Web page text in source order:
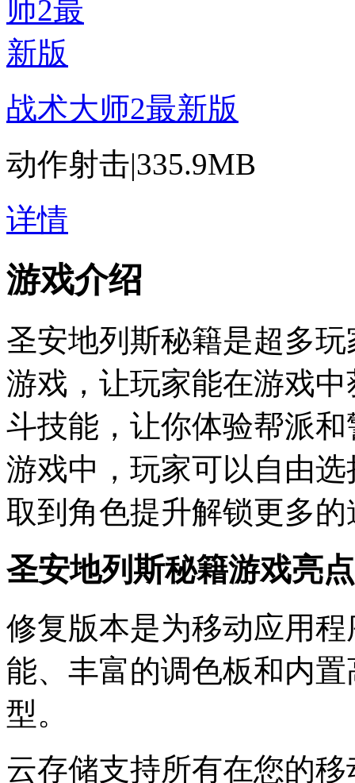
战术大师2最新版
动作射击|335.9MB
详情
游戏介绍
圣安地列斯秘籍是超多
游戏，让玩家能在游戏
斗技能，让你体验帮派
游戏中，玩家可以自由
取到角色提升解锁更多的
圣安地列斯秘籍游戏亮点
修复版本是为移动应用
能、丰富的调色板和内
型。
云存储支持所有在您的